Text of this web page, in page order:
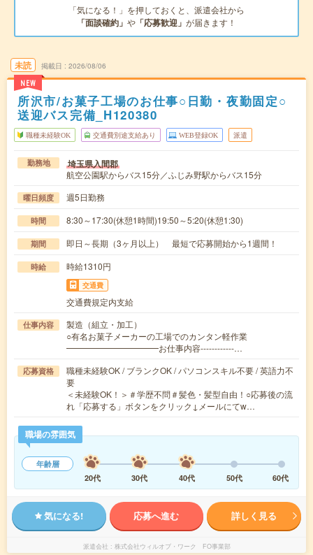
「気になる！」を押しておくと、派遣会社から
「面談確約」 や 「応募歓迎」 が届きます！
未読
NEW
掲載日 2026/08/06
所沢市/お菓子工場のお仕事○日勤・夜勤固定○
送迎バス完備_H120380
職種未経験OK 交通費別途支給あり WEB登録OK 派遣
勤務地 埼玉県入間郡
航空公園駅からバス15分／ふじみ野駅からバス15分
曜日頻度 週5日勤務
時間 8:30～17:30(休憩1時間)19:50～5:20(休憩1:30)
期間 即日～長期（3ヶ月以上） 最短で応募開始から1週間！
時給 時給1310円
交通費
交通費規定内支給
仕事内容
製造（組立・加工）
○有名お菓子メーカーの工場でのカンタン軽作業
━━━━━━━━━━━お仕事内容------------…
応募資格
職種未経験OK / ブランクOK / パソコンスキル不要 / 英語力不
要
＜未経験OK！＞＃学歴不問＃髪色・髪型自由！○応募後の流
れ「応募する」ボタンをクリック↓メールにてw…
職場の雰囲気
年齢層
20代
30代 40代 50代 60代
気になる! 応募へ進む 詳しく見る
派遣会社 株式会社ウィルオブ・ワーク FO事業部